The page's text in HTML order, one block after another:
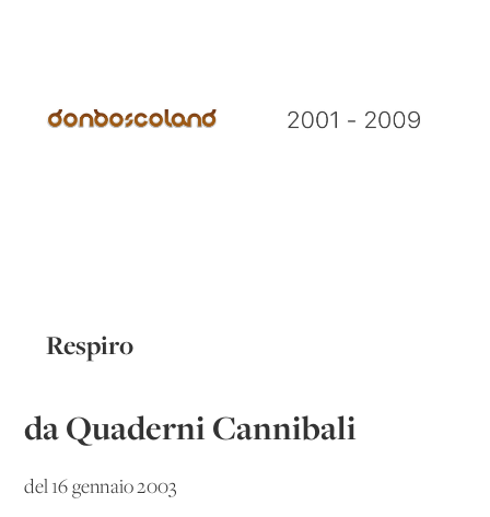
Respiro
da Quaderni Cannibali
del 16 gennaio 2003